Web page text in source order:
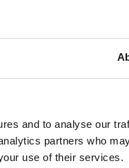
and to analyse our
partners who
use of their services.
din kæreste, en ven
dato.